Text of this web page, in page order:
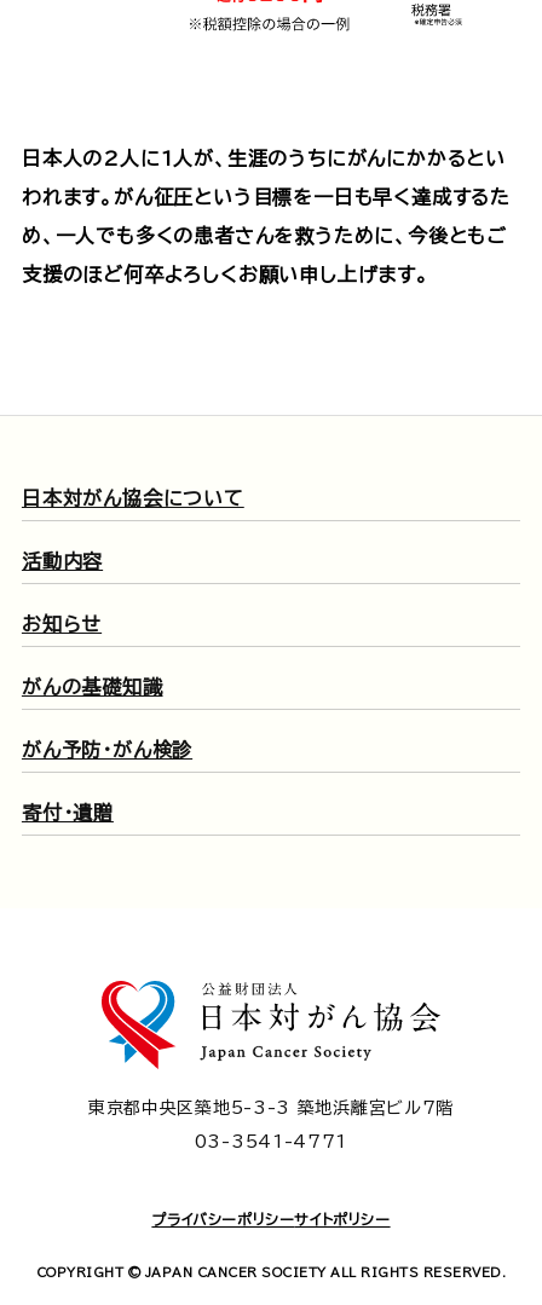
日本人の2人に1人が、生涯のうちにがんにかかるとい
われます。がん征圧という目標を一日も早く達成するた
め、一人でも多くの患者さんを救うために、今後ともご
支援のほど何卒よろしくお願い申し上げます。
日本対がん協会について
活動内容
お知らせ
がんの基礎知識
がん予防・がん検診
寄付・遺贈
東京都中央区築地5-3-3 築地浜離宮ビル7階
03-3541-4771
プライバシーポリシーサイトポリシー
COPYRIGHT © JAPAN CANCER SOCIETY ALL RIGHTS RESERVED.